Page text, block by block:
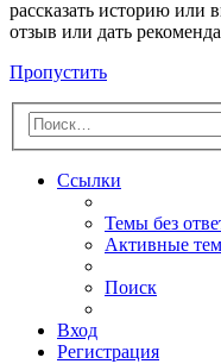
рассказать историю или
отзыв или дать
Пропустить
Ссылки
Темы без
Активные
Поиск
Вход
Регистрация